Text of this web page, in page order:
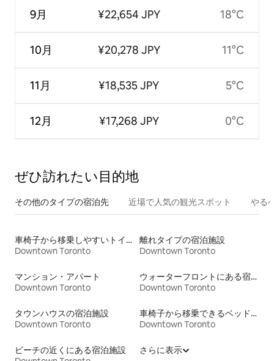
9月
10月
11月
12月
¥22,654 JPY
¥20,278 JPY
¥18,535 JPY
¥17,268 JPY
18°C
11°C
5°C
0°C
ぜひ訪⁠れ⁠た⁠い目⁠的⁠地
その他のタ⁠イ⁠プ⁠の宿⁠泊⁠先 近場で人気の観光スポット やる
車椅子から移乗しやすいトイレ付きの宿泊施設
Downtown Toronto
離れタイプの宿泊施設
Downtown Toronto
マンション・アパート
Downtown Toronto
ウォーターフロントにある宿泊施設
Downtown Toronto
タウンハウスの宿泊施設
Downtown Toronto
車椅子から移乗できるベッドがある宿泊施設
Downtown Toronto
ビーチの近くにある宿泊施設
さらに表示